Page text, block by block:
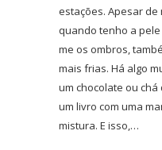
estações. Apesar
quando tenho a
me os ombros,
mais frias. Há algo
um chocolate ou
um livro com uma
mistura. E isso,…